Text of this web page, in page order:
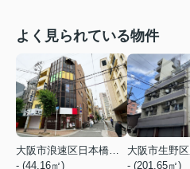
よく見られている物件
大阪市浪速区日本橋３丁目
- (44.16㎡)
- (201.65㎡)